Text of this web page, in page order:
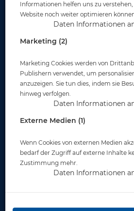
Bleigurt von Mares mit
Artikelnr.: mar-415122
15,90
in 1-2 Wochen
Informationen helfen uns zu
Website noch weiter optimieren
Daten Informationen
Marketing (2)
Marketing Cookies werden von
Publishern verwendet, um
anzuzeigen. Sie tun dies, indem sie
hinweg verfolgen.
Daten Informationen
Externe Medien (1)
Wenn Cookies von externen Medien
bedarf der Zugriff auf externe Inhalte
Zustimmung mehr.
Daten Informationen